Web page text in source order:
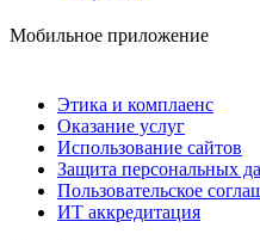
Мобильное приложение
Этика и комплаенс
Оказание услуг
Использование сайтов
Защита персональных
Пользовательское
ИТ аккредитация